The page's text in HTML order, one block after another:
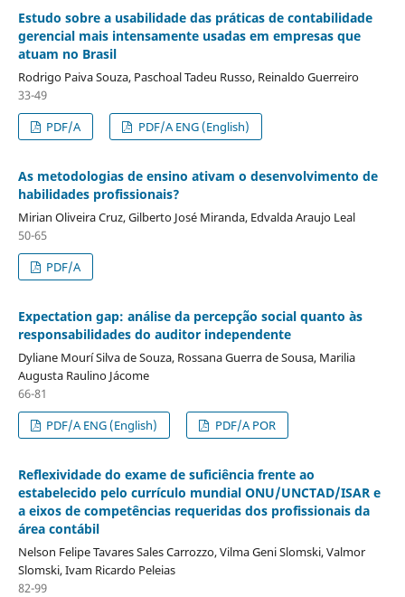
Estudo sobre a usabilidade das práticas de contabilidade
gerencial mais intensamente usadas em empresas que
atuam no Brasil
Rodrigo Paiva Souza, Paschoal Tadeu Russo, Reinaldo Guerreiro
33-49
PDF/A
PDF/A ENG (English)
As metodologias de ensino ativam o desenvolvimento de
habilidades profissionais?
Mirian Oliveira Cruz, Gilberto José Miranda, Edvalda Araujo Leal
50-65
PDF/A
Expectation gap: análise da percepção social quanto às
responsabilidades do auditor independente
Dyliane Mourí Silva de Souza, Rossana Guerra de Sousa, Marilia
Augusta Raulino Jácome
66-81
PDF/A ENG (English)
PDF/A POR
Reflexividade do exame de suficiência frente ao
estabelecido pelo currículo mundial ONU/UNCTAD/ISAR e
a eixos de competências requeridas dos profissionais da
área contábil
Nelson Felipe Tavares Sales Carrozzo, Vilma Geni Slomski, Valmor
Slomski, Ivam Ricardo Peleias
82-99